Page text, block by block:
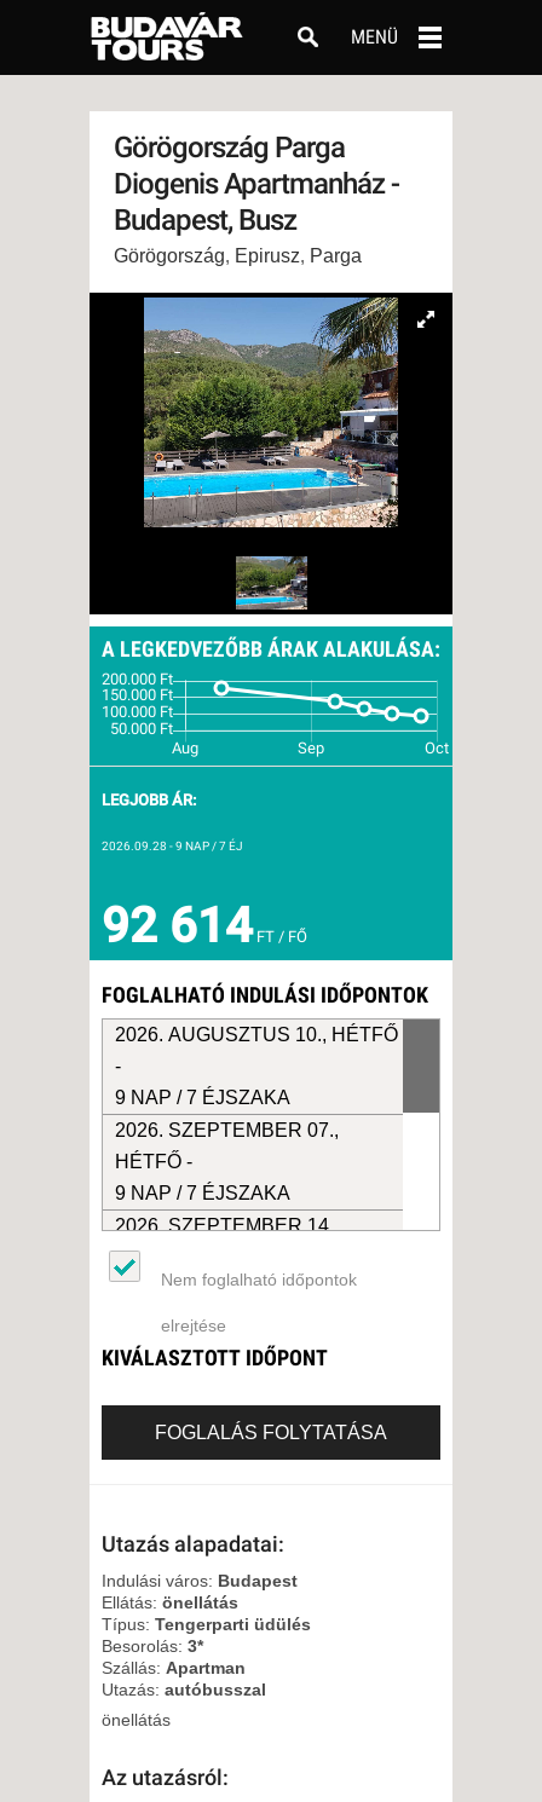
MENÜ
Görögország Parga
Diogenis Apartmanház -
Budapest, Busz
Görögország, Epirusz, Parga
A LEGKEDVEZŐBB ÁRAK ALAKULÁSA:
LEGJOBB ÁR:
2026.09.28 - 9 NAP / 7 ÉJ
92 614FT / FŐ
FOGLALHATÓ INDULÁSI IDŐPONTOK
2026. AUGUSZTUS 10., HÉTFŐ
-
9 NAP / 7 ÉJSZAKA
2026. SZEPTEMBER 07.,
HÉTFŐ -
9 NAP / 7 ÉJSZAKA
2026. SZEPTEMBER 14.,
HÉTFŐ -
9 NAP / 7 ÉJSZAKA
2026. SZEPTEMBER 21.,
HÉTFŐ -
2026. SZEPTEMBER 28.,
Nem foglalható időpontok
elrejtése
KIVÁLASZTOTT IDŐPONT
FOGLALÁS FOLYTATÁSA
Utazás alapadatai:
Indulási város: Budapest
Ellátás: önellátás
Típus: Tengerparti üdülés
Besorolás: 3*
Szállás: Apartman
Utazás: autóbusszal
önellátás
Az utazásról: